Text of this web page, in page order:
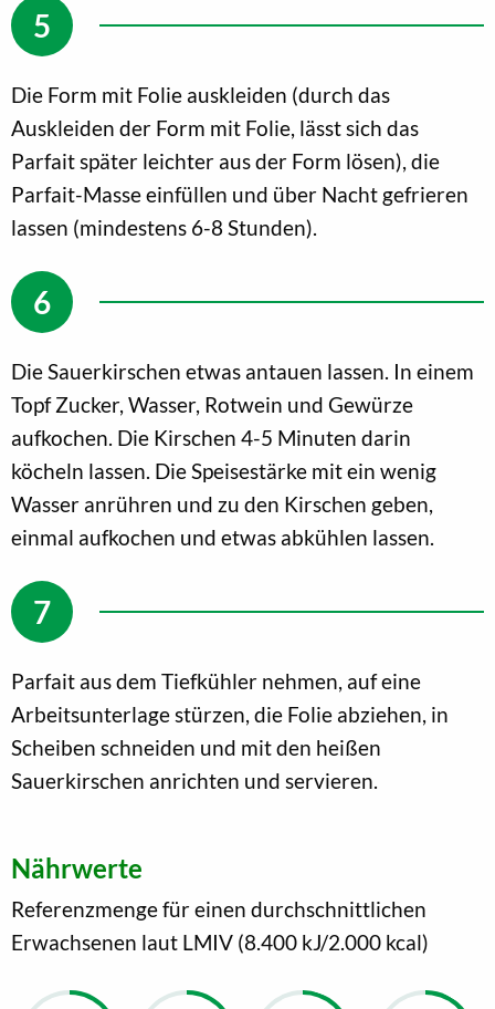
Die Form mit Folie auskleiden (durch das
Auskleiden der Form mit Folie, lässt sich das
Parfait später leichter aus der Form lösen), die
Parfait-Masse einfüllen und über Nacht gefrieren
lassen (mindestens 6-8 Stunden).
Die Sauerkirschen etwas antauen lassen. In einem
Topf Zucker, Wasser, Rotwein und Gewürze
aufkochen. Die Kirschen 4-5 Minuten darin
köcheln lassen. Die Speisestärke mit ein wenig
Wasser anrühren und zu den Kirschen geben,
einmal aufkochen und etwas abkühlen lassen.
Parfait aus dem Tiefkühler nehmen, auf eine
Arbeitsunterlage stürzen, die Folie abziehen, in
Scheiben schneiden und mit den heißen
Sauerkirschen anrichten und servieren.
Nährwerte
Referenzmenge für einen durchschnittlichen
Erwachsenen laut LMIV (8.400 kJ/2.000 kcal)